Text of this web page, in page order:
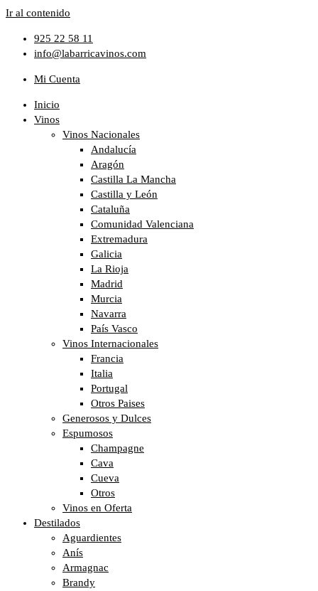
Ir al contenido
925 22 58 11
info@labarricavinos.com
Mi Cuenta
Inicio
Vinos
Vinos Nacionales
Andalucía
Aragón
Castilla La Mancha
Castilla y León
Cataluña
Comunidad Valenciana
Extremadura
Galicia
La Rioja
Madrid
Murcia
Navarra
País Vasco
Vinos Internacionales
Francia
Italia
Portugal
Otros Paises
Generosos y Dulces
Espumosos
Champagne
Cava
Cueva
Otros
Vinos en Oferta
Destilados
Aguardientes
Anís
Armagnac
Brandy